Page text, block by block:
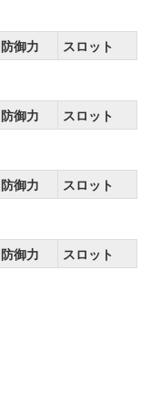
防御力 スロット
防御力 スロット
防御力 スロット
防御力 スロット